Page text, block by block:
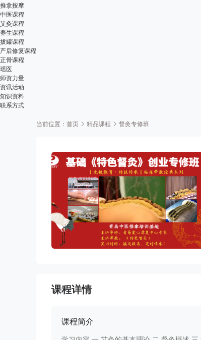
推拿按摩
中医课程
艾灸课程
养生课程
拔罐课程
产后修复课程
正骨课程
瑶医
师资力量
资讯活动
知识资料
联系方式
当前位置： 首页 精品课程 督灸专修班
课程详情
课程简介